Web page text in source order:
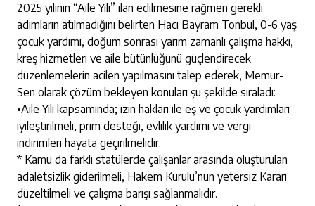
2025 yılının “Aile Yılı” ilan edilmesine rağmen gerekli
adımların atılmadığını belirten Hacı Bayram Tonbul, 0-6 yaş
çocuk yardımı, doğum sonrası yarım zamanlı çalışma hakkı,
kreş hizmetleri ve aile bütünlüğünü güçlendirecek
düzenlemelerin acilen yapılmasını talep ederek, Memur-
Sen olarak çözüm bekleyen konuları şu şekilde sıraladı:
•​Aile Yılı kapsamında; izin hakları ile eş ve çocuk yardımları
iyileştirilmeli, prim desteği, evlilik yardımı ve vergi
indirimleri hayata geçirilmelidir.
* Kamu da farklı statülerde çalışanlar arasında oluşturulan
adaletsizlik giderilmeli, Hakem Kurulu’nun yetersiz Kararı
düzeltilmeli ve çalışma barışı sağlanmalıdır.